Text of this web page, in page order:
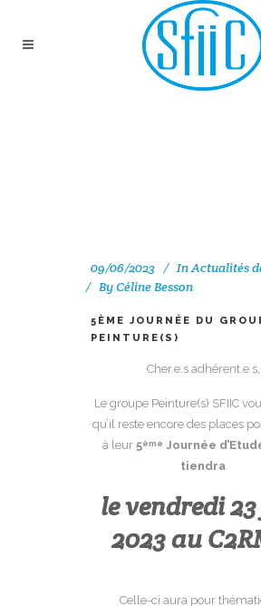
09/06/2023 InActualités
ByCéline Besson
5ÈME JOURNÉE DU
PEINTURE(S)
Cher.e.s adhérent.e.s,
Le groupe Peinture(s) SFIIC
qu’il reste encore des places
à leur 5ème Journée
tiendra
le vendredi
2023 au
Celle-ci aura pour